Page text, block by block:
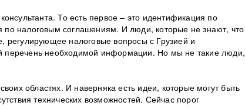
То есть первое – это идентификация по
по налоговым соглашениям. И люди, которые не знают, что
регулирующее налоговые вопросы с Грузией и
перечень необходимой информации. Но мы не такие люди,
областях. И наверняка есть идеи, которые могут быть
технических возможностей. Сейчас порог